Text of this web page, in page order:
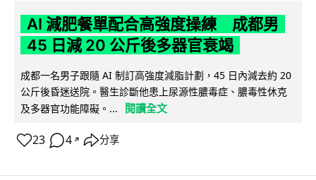
AI 減肥餐單配合高強度操練 成都男
45 日減 20 公斤後多器官衰竭
成都一名男子跟隨 AI 制訂高強度減脂計劃，45 日內減去約 20
公斤後昏迷送院。醫生診斷他患上尿源性膿毒症、膿毒性休克
及多器官功能障礙。...
閱讀全文
23 4 ↗ 分享